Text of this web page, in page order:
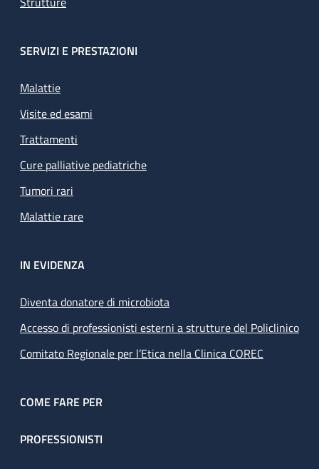
SERVIZI E PRESTAZIONI
Malattie
Visite ed esami
Trattamenti
Cure palliative pediatriche
Tumori rari
Malattie rare
IN EVIDENZA
Diventa donatore di microbiota
Accesso di professionisti esterni a strutture del Policlinico
Comitato Regionale per l’Etica nella Clinica COREC
COME FARE PER
PROFESSIONISTI